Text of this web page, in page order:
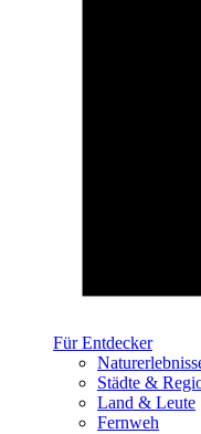
Für Entdecker
Städte &
Land & Leute
Fernweh